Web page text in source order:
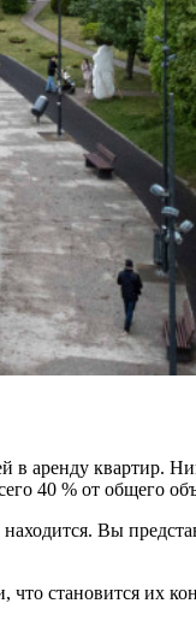
аренду квартир.
40 % от общего
Вы
что становится их